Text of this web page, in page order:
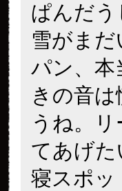
ぱんだ
雪がま
パン、本
きの音
うね。
てあげ
寝スポッ